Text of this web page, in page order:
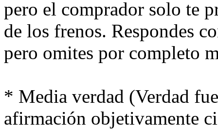
pero el comprador solo te
de los frenos. Respondes
pero omites por completo
* Media verdad (Verdad
afirmación objetivamente